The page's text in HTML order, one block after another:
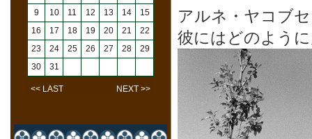
アルネ・ヤコブ
彼にはどのよう
9
10 11 12 13 14
15
16
17 18 19 20 21
22
23
24 25 26 27 28
29
30
31
<< LAST NEXT >>